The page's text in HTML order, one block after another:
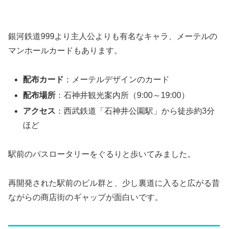
銀河鉄道999より主人公よりも有名なキャラ、メーテルの
マンホールカードもあります。
配布カード ：メーテルデザインのカード
配布場所 ：石神井観光案内所（9:00～19:00）
アクセス ：西武鉄道「石神井公園駅」から徒歩約3分
ほど
駅前のバスロータリーをぐるりと歩いてみました。
再開発された駅前のビル群と、少し裏道に入ると広がる昔
ながらの商店街のギャップが面白いです。